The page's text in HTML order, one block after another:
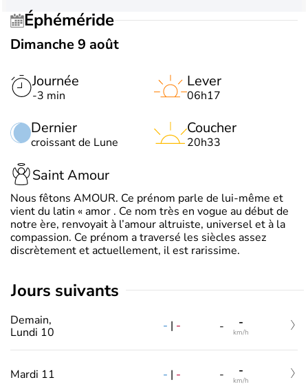
Éphéméride
Dimanche 9 août
Journée
-3 min
Dernier
croissant de Lune
Lever
06h17
Coucher
20h33
Saint Amour
Nous fêtons AMOUR. Ce prénom parle de lui-même et
vient du latin « amor . Ce nom très en vogue au début de
notre ère, renvoyait à l’amour altruiste, universel et à la
compassion. Ce prénom a traversé les siècles assez
discrètement et actuellement, il est rarissime.
jours suivants
Demain,
Lundi 10
- | - - -
km/h
Mardi 11 - | - - -
km/h